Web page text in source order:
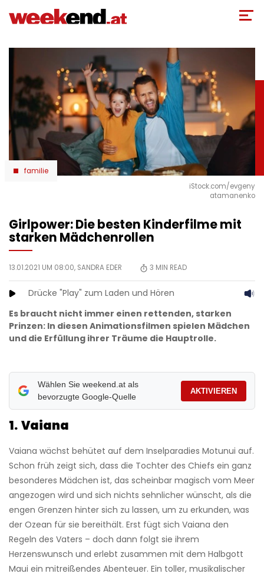
zum
familie
iStock.com/evgeny
atamanenko
Girlpower: Die besten Kinderfilme mit
starken Mädchenrollen
13.01.2021 UM 08:00, SANDRA EDER 3 MIN READ
Drücke "Play" zum Laden und Hören
Es braucht nicht immer einen rettenden, starken
Prinzen: In diesen Animationsfilmen spielen Mädchen
und die Erfüllung ihrer Träume die Hauptrolle.
Wählen Sie weekend.at als
bevorzugte Google-Quelle
AKTIVIEREN
1. Vaiana
Vaiana wächst behütet auf dem Inselparadies Motunui auf.
Schon früh zeigt sich, dass die Tochter des Chiefs ein ganz
besonderes Mädchen ist, das scheinbar magisch vom Meer
angezogen wird und sich nichts sehnlicher wünscht, als die
engen Grenzen hinter sich zu lassen, um zu erkunden, was
der Ozean für sie bereithält. Erst fügt sich Vaiana den
Regeln des Vaters – doch dann folgt sie ihrem
Herzenswunsch und erlebt zusammen mit dem Halbgott
Maui ein mitreißendes Abenteuer. Ein toller, musikalischer